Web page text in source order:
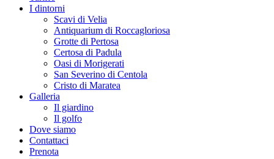
I dintorni
Scavi di Velia
Antiquarium di Roccagloriosa
Grotte di Pertosa
Certosa di Padula
Oasi di Morigerati
San Severino di Centola
Cristo di Maratea
Galleria
Il giardino
Il golfo
Dove siamo
Contattaci
Prenota